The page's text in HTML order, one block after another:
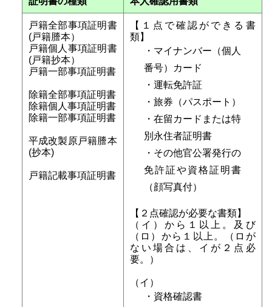
戸籍全部事項証明書
(戸籍謄本）
戸籍個人事項証明書
(戸籍抄本）
戸籍一部事項証明書
除籍全部事項証明書
除籍個人事項証明書
除籍一部事項証明書
平成改製原戸籍謄本
(抄本)
戸籍記載事項証明書
【１点で確認ができる書
類】
・マイナンバー（個人
番号）カード
・運転免許証
・旅券（パスポート）
・在留カードまたは特
別永住者証明書
・その他官公署発行の
免許証や資格証明書
（顔写真付）
【２点確認が必要な書類】
（イ）から１以上。及び
（ロ）から１以上。（ロが
ない場合は、イが２点必
要。）
（イ）
・資格確認書